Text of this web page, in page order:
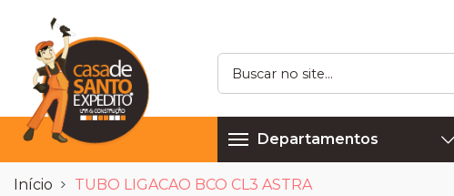
Departamentos
Início TUBO LIGACAO BCO CL3 ASTRA